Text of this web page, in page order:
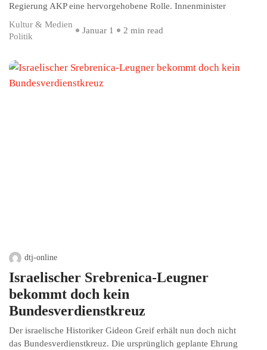
Regierung AKP eine hervorgehobene Rolle. Innenminister
Kultur & Medien
Politik
Januar 1 2 min read
dtj-online
Israelischer Srebrenica-Leugner
bekommt doch kein
Bundesverdienstkreuz
Der israelische Historiker Gideon Greif erhält nun doch nicht
das Bundesverdienstkreuz. Die ursprünglich geplante Ehrung